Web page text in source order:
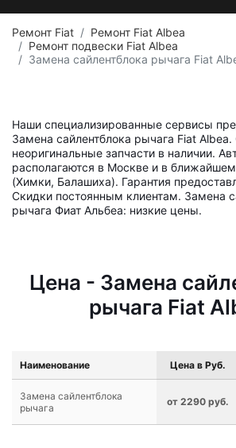
Ремонт Fiat
Ремонт Fiat Albea
Ремонт подвески Fiat Albea
Замена сайлентблока рычага Fiat
Наши специализированные сервисы
Замена сайлентблока рычага Fiat
неоригинальные запчасти в наличии.
располагаются в Москве и в
(Химки, Балашиха). Гарантия
Скидки постоянным клиентам. Замена
рычага Фиат Альбеа: низкие цены.
Цена - Замена
рычага Fiat
Наименование Цена в Руб.
Замена сайлентблока
рычага
от 2290 руб.